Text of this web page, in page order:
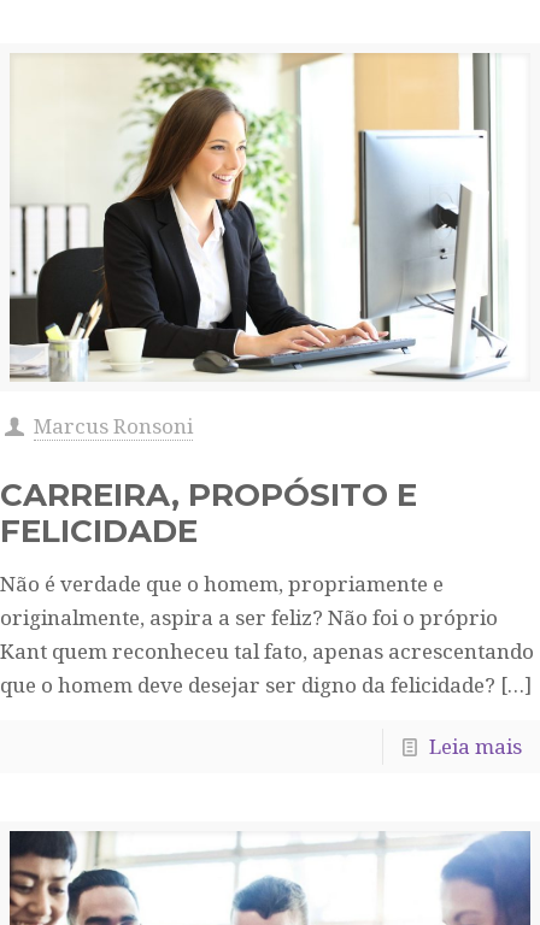
Marcus Ronsoni
CARREIRA, PROPÓSITO E
FELICIDADE
Não é verdade que o homem, propriamente e
originalmente, aspira a ser feliz? Não foi o próprio
Kant quem reconheceu tal fato, apenas acrescentando
que o homem deve desejar ser digno da felicidade? […]
Leia mais